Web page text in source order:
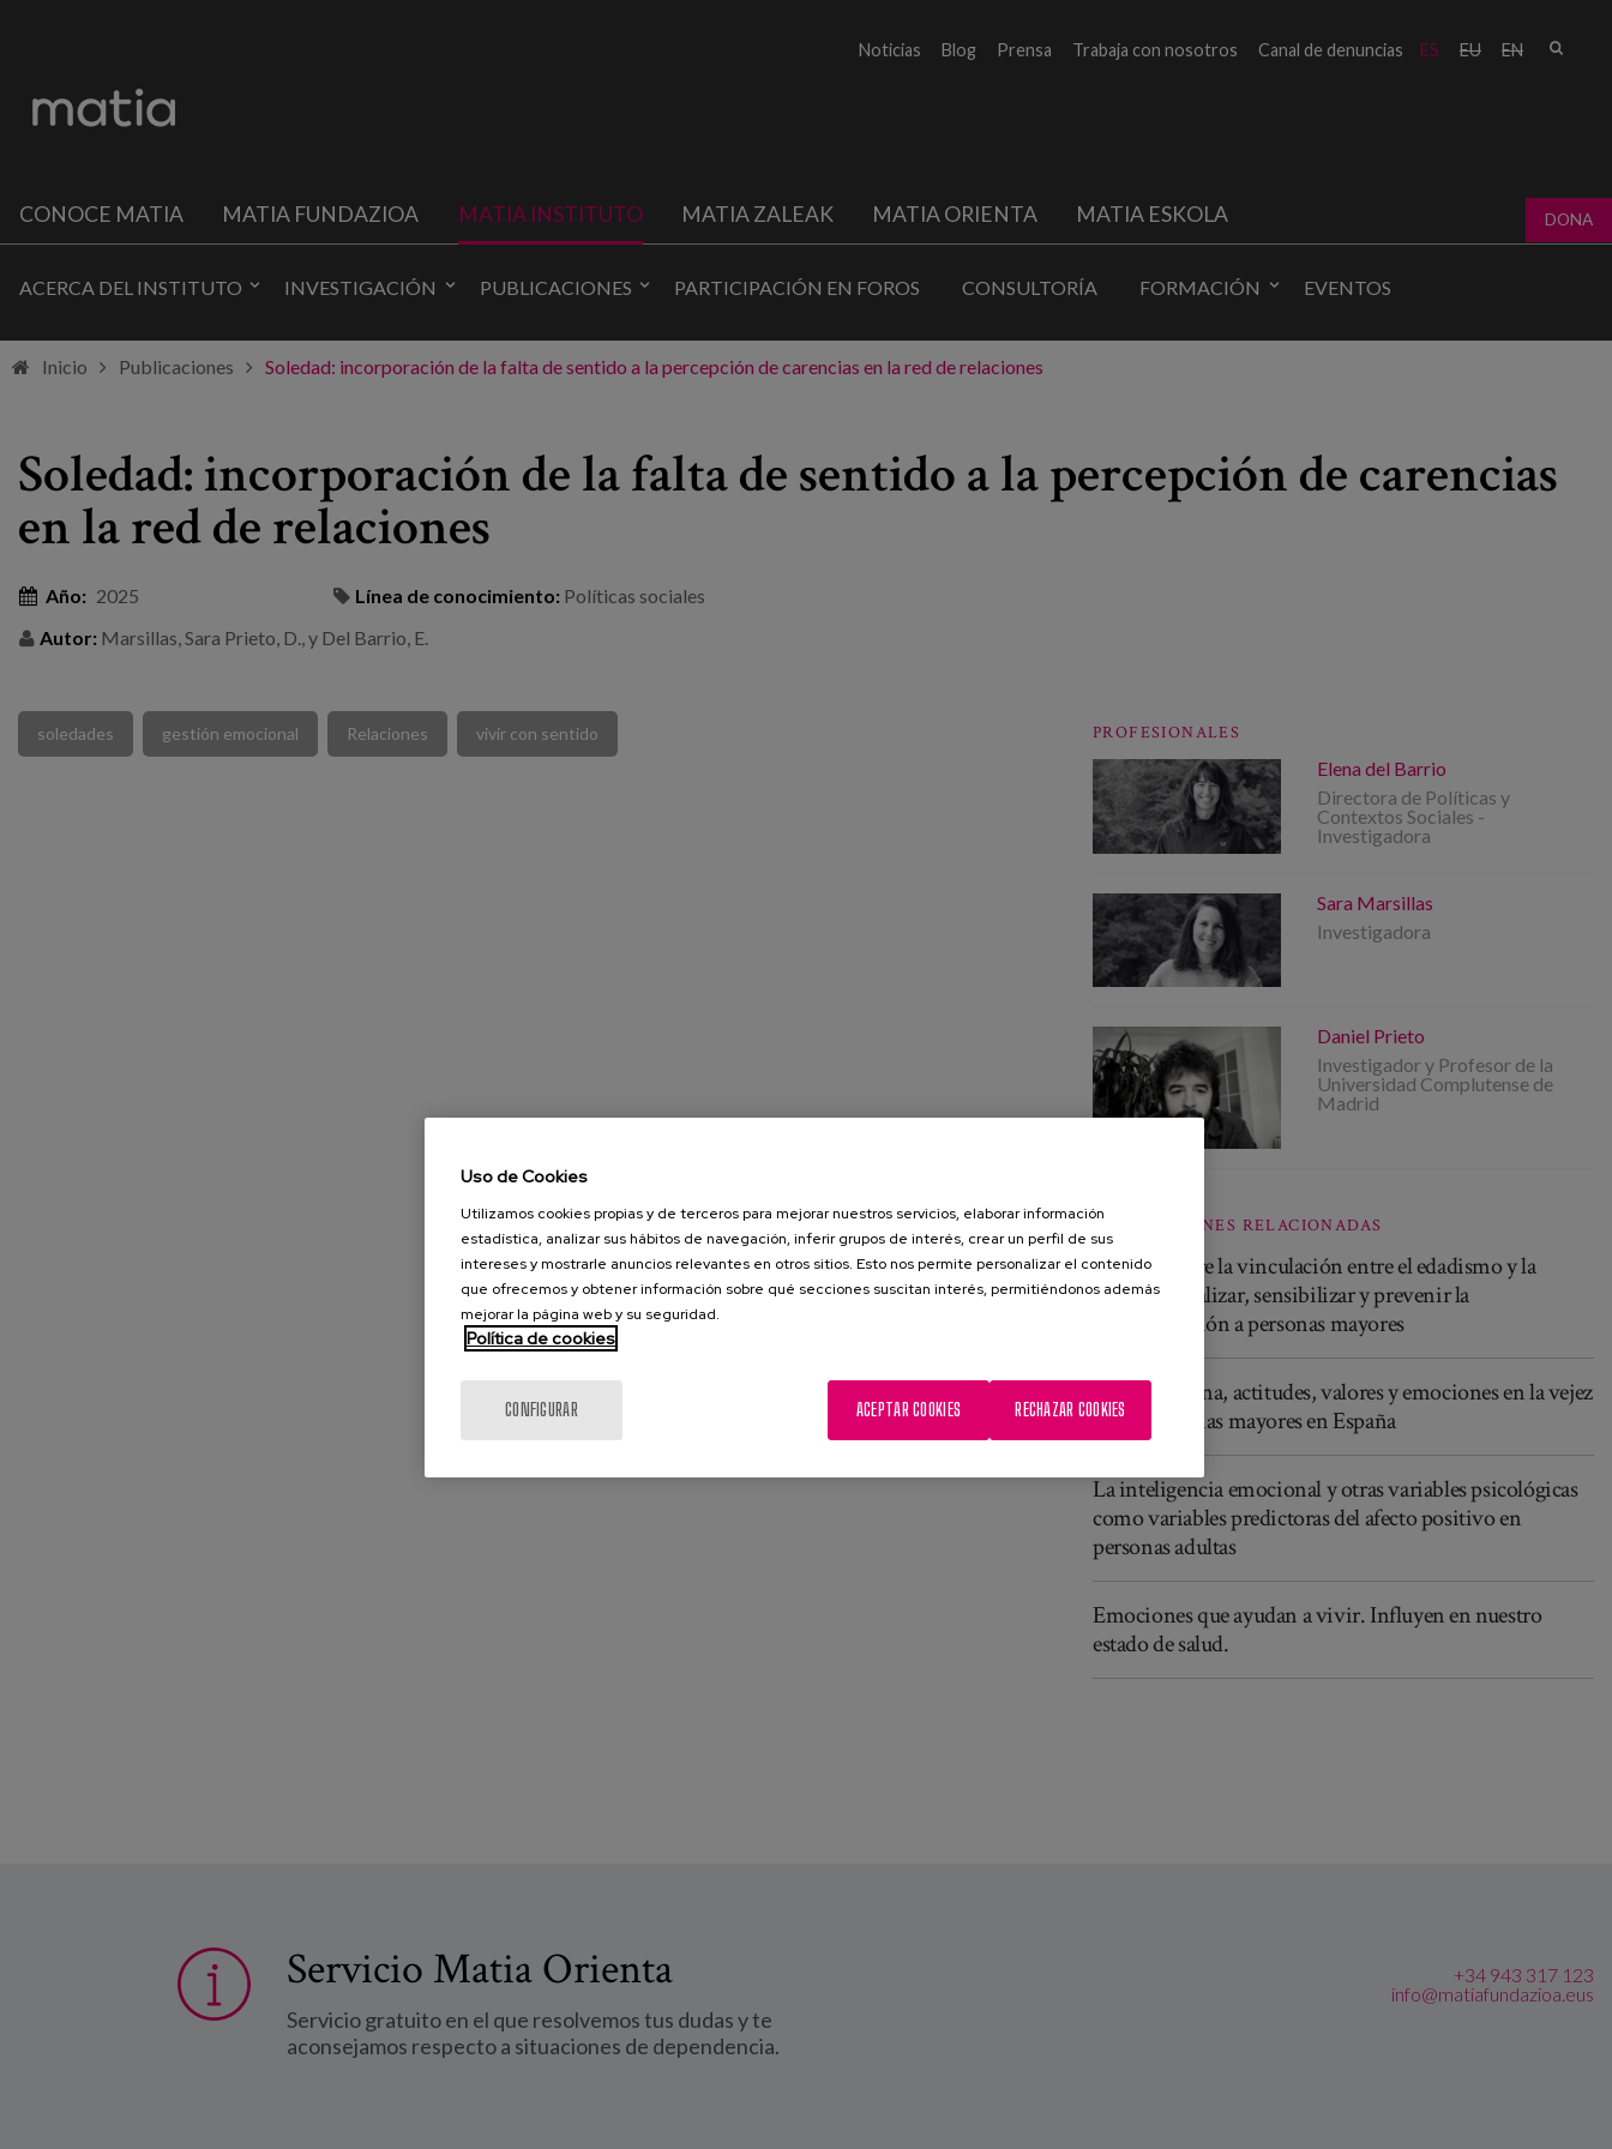
ES EU EN
Noticias Blog Prensa Trabaja con nosotros Canal de denuncias
CONOCE MATIA MATIA FUNDAZIOA MATIA INSTITUTO MATIA ZALEAK MATIA ORIENTA MATIA ESKOLA DONA
ACERCA DEL INSTITUTO INVESTIGACIÓN PUBLICACIONES PARTICIPACIÓN EN FOROS CONSULTORÍA FORMACIÓN EVENTOS
Inicio Publicaciones Soledad: incorporación de la falta de sentido a la percepción de carencias en la red de relaciones
Soledad: incorporación de la falta de sentido a la percepción de carencias
en la red de relaciones
Año: 2025 Línea de conocimiento: Políticas sociales
Autor: Marsillas, Sara Prieto, D., y Del Barrio, E.
soledades gestión emocional Relaciones vivir con sentido PROFESIONALES
Elena del Barrio
Directora de Políticas y
Contextos Sociales -
Investigadora
Sara Marsillas
Investigadora
Daniel Prieto
Investigador y Profesor de la
Universidad Complutense de
Madrid
PUBLICACIONES RELACIONADAS
Estudio sobre la vinculación entre el edadismo y la
soledad. Analizar, sensibilizar y prevenir la
discriminación a personas mayores
Vida cotidiana, actitudes, valores y emociones en la vejez
en las personas mayores en España
La inteligencia emocional y otras variables psicológicas
como variables predictoras del afecto positivo en
personas adultas
Emociones que ayudan a vivir. Influyen en nuestro
estado de salud.
Servicio Matia Orienta
Servicio gratuito en el que resolvemos tus dudas y te
aconsejamos respecto a situaciones de dependencia.
+34 943 317 123
info@matiafundazioa.eus
Uso de Cookies
Utilizamos cookies propias y de terceros para mejorar nuestros servicios, elaborar información
estadística, analizar sus hábitos de navegación, inferir grupos de interés, crear un perfil de sus
intereses y mostrarle anuncios relevantes en otros sitios. Esto nos permite personalizar el contenido
que ofrecemos y obtener información sobre qué secciones suscitan interés, permitiéndonos además
mejorar la página web y su seguridad.
Política de cookies
CONFIGURAR RECHAZAR COOKIES
ACEPTAR COOKIES